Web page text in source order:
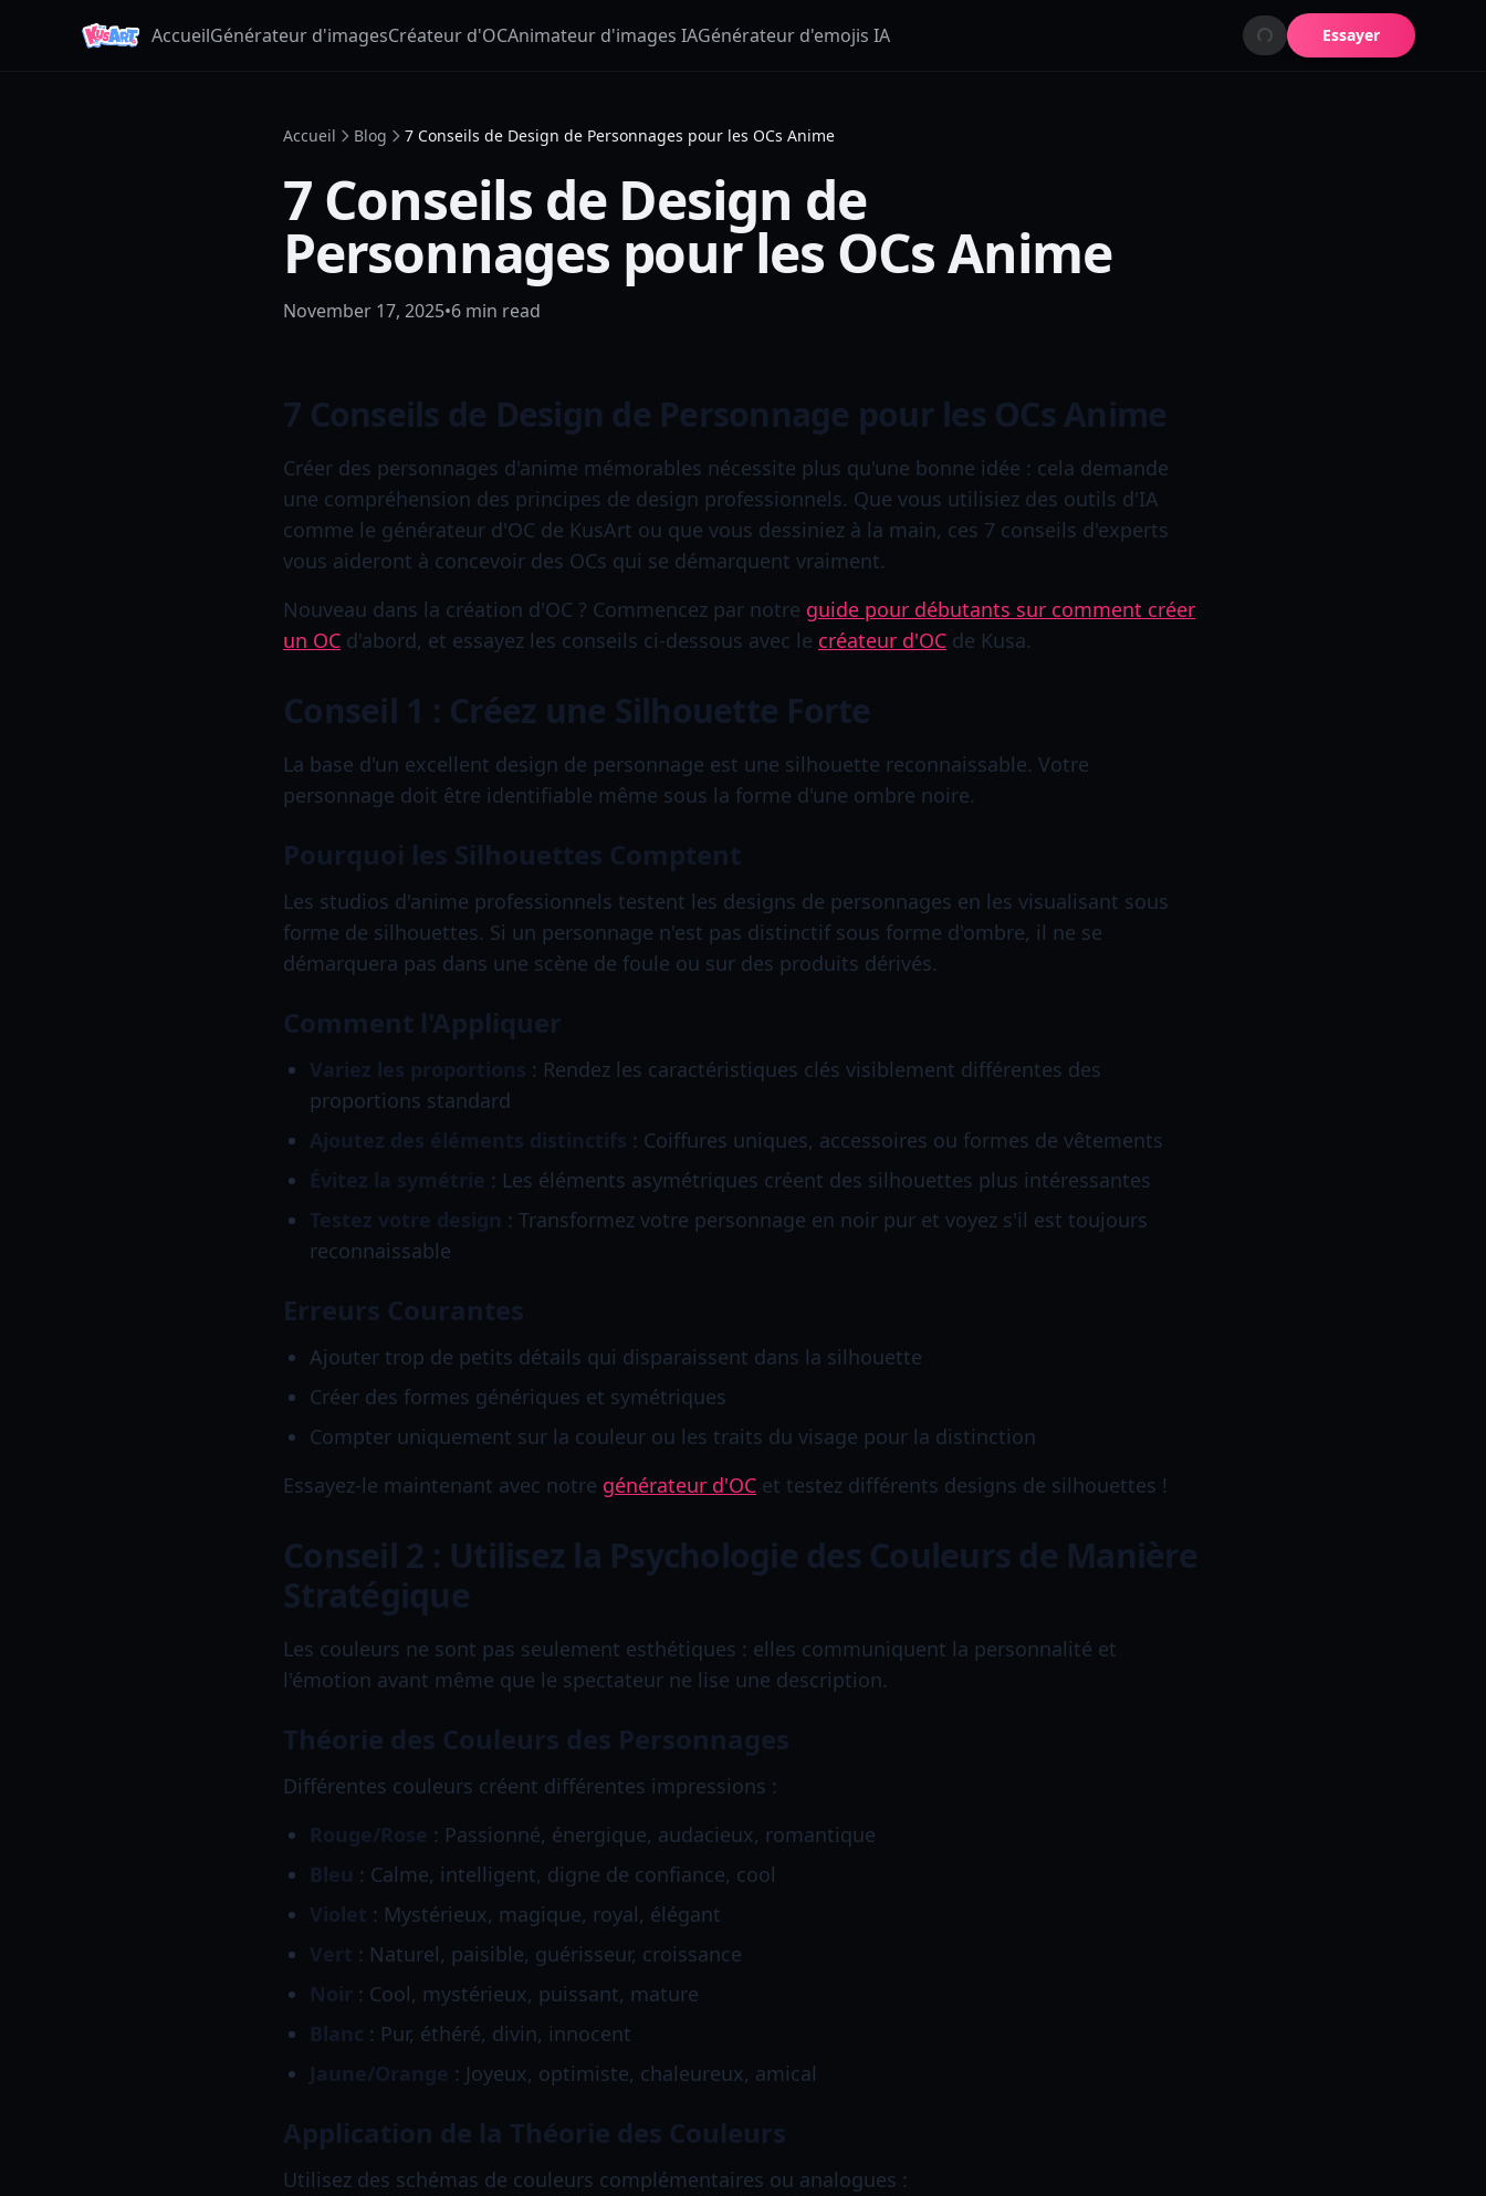
AccueilGénérateur d'imagesCréateur d'OCAnimateur d'images IAGénérateur d'emojis IA Essayer
Accueil Blog 7 Conseils de Design de Personnages pour les OCs Anime
7 Conseils de Design de
Personnages pour les OCs Anime
November 17, 2025•6 min read
7 Conseils de Design de Personnage pour les OCs Anime
Créer des personnages d'anime mémorables nécessite plus qu'une bonne idée : cela demande
une compréhension des principes de design professionnels. Que vous utilisiez des outils d'IA
comme le générateur d'OC de KusArt ou que vous dessiniez à la main, ces 7 conseils d'experts
vous aideront à concevoir des OCs qui se démarquent vraiment.
Nouveau dans la création d'OC ? Commencez par notre guide pour débutants sur comment créer
un OC d'abord, et essayez les conseils ci-dessous avec le créateur d'OC de Kusa.
Conseil 1 : Créez une Silhouette Forte
La base d'un excellent design de personnage est une silhouette reconnaissable. Votre
personnage doit être identifiable même sous la forme d'une ombre noire.
Pourquoi les Silhouettes Comptent
Les studios d'anime professionnels testent les designs de personnages en les visualisant sous
forme de silhouettes. Si un personnage n'est pas distinctif sous forme d'ombre, il ne se
démarquera pas dans une scène de foule ou sur des produits dérivés.
Comment l'Appliquer
Variez les proportions : Rendez les caractéristiques clés visiblement différentes des
proportions standard
Ajoutez des éléments distinctifs : Coiffures uniques, accessoires ou formes de vêtements
Évitez la symétrie : Les éléments asymétriques créent des silhouettes plus intéressantes
Testez votre design : Transformez votre personnage en noir pur et voyez s'il est toujours
reconnaissable
Erreurs Courantes
Ajouter trop de petits détails qui disparaissent dans la silhouette
Créer des formes génériques et symétriques
Compter uniquement sur la couleur ou les traits du visage pour la distinction
Essayez-le maintenant avec notre générateur d'OC et testez différents designs de silhouettes !
Conseil 2 : Utilisez la Psychologie des Couleurs de Manière
Stratégique
Les couleurs ne sont pas seulement esthétiques : elles communiquent la personnalité et
l'émotion avant même que le spectateur ne lise une description.
Théorie des Couleurs des Personnages
Différentes couleurs créent différentes impressions :
Rouge/Rose : Passionné, énergique, audacieux, romantique
Bleu : Calme, intelligent, digne de confiance, cool
Violet : Mystérieux, magique, royal, élégant
Vert : Naturel, paisible, guérisseur, croissance
Noir : Cool, mystérieux, puissant, mature
Blanc : Pur, éthéré, divin, innocent
Jaune/Orange : Joyeux, optimiste, chaleureux, amical
Application de la Théorie des Couleurs
Utilisez des schémas de couleurs complémentaires ou analogues :